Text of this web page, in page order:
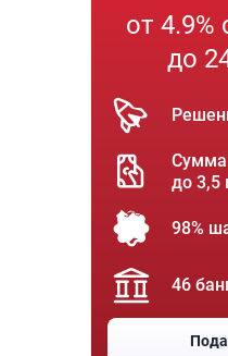
от 4.9%
до
Сумма
до 3,5
98%
46